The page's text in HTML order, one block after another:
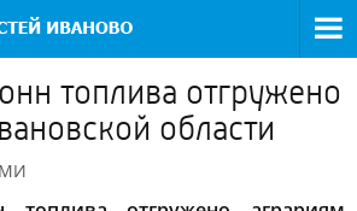
топлива отгружено
области